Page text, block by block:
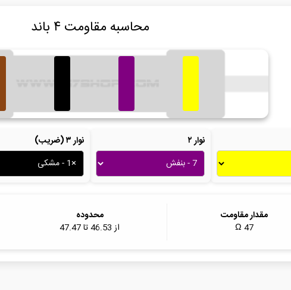
محاسبه مقاومت ۴ باند
نوار ۲ نوار ۳ (ضریب)
مقدار مقاومت
47
محدوده
از46.53تا47.47